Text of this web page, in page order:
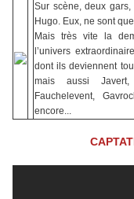
Sur scène, deux
Hugo. Eux, ne sont
Mais très vite la
l’univers
dont ils deviennent
mais aussi Javert,
Fauchelevent,
encore...